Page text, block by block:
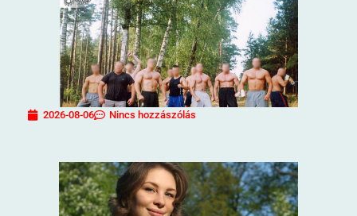
2026-08-06 Nincs hozzászólás